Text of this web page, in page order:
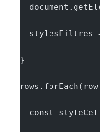
stylesFiltres
}
const